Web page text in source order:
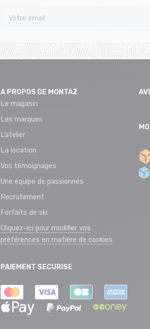
A PROPOS DE MONTAZ
Le magasin
Les marques
L’atelier
La location
Vos témoignages
Une équipe de passionnés
Recrutement
Forfaits de ski
Cliquez-ici pour modifier vos
préférences en matière de cookies
PAIEMENT SECURISE